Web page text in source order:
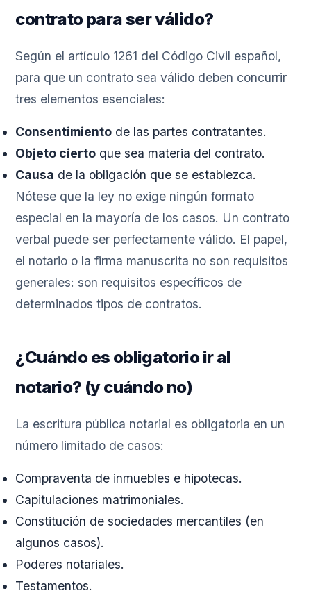
contrato para ser válido?
Según el artículo 1261 del Código Civil español,
para que un contrato sea válido deben concurrir
tres elementos esenciales:
Consentimiento de las partes contratantes.
Objeto cierto que sea materia del contrato.
Causa de la obligación que se establezca.
Nótese que la ley no exige ningún formato
especial en la mayoría de los casos. Un contrato
verbal puede ser perfectamente válido. El papel,
el notario o la firma manuscrita no son requisitos
generales: son requisitos específicos de
determinados tipos de contratos.
¿Cuándo es obligatorio ir al
notario? (y cuándo no)
La escritura pública notarial es obligatoria en un
número limitado de casos:
Compraventa de inmuebles e hipotecas.
Capitulaciones matrimoniales.
Constitución de sociedades mercantiles (en
algunos casos).
Poderes notariales.
Testamentos.